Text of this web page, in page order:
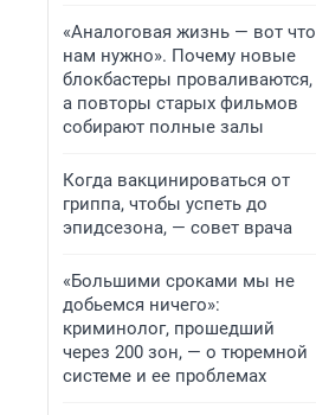
«Аналоговая жизнь — вот что
нам нужно». Почему новые
блокбастеры проваливаются,
а повторы старых фильмов
собирают полные залы
Когда вакцинироваться от
гриппа, чтобы успеть до
эпидсезона, — совет врача
«Большими сроками мы не
добьемся ничего»:
криминолог, прошедший
через 200 зон, — о тюремной
системе и ее проблемах